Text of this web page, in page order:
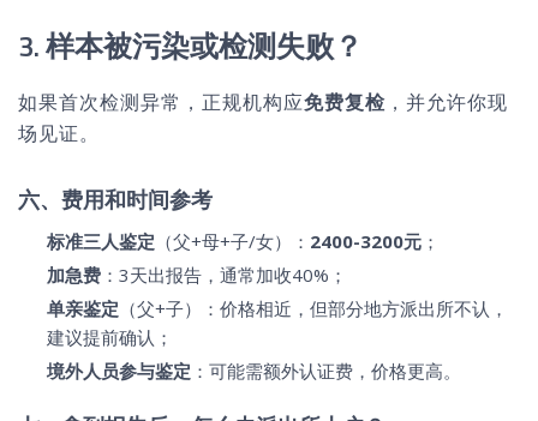
3. 样本被污染或检测失败？
如果首次检测异常，正规机构应免费复检 ，并允许你现
场见证。
六、费用和时间参考
标准三人鉴定 （父+母+子/女）： 2400-3200元 ；
加急费 ：3天出报告，通常加收40%；
单亲鉴定 （父+子）：价格相近，但部分地方派出所不认，
建议提前确认；
境外人员参与鉴定 ：可能需额外认证费，价格更高。